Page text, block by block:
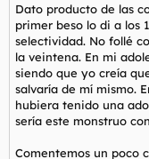
Dato producto de las
primer beso lo di a los
selectividad. No follé
la veintena. En mi
siendo que yo creía
salvaría de mí mismo.
hubiera tenido una
sería este monstruo
Comentemos un poco